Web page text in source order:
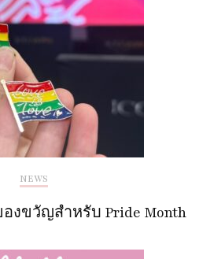
NEWS
องขวัญสำหรับ Pride Month